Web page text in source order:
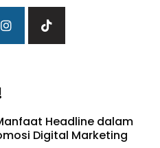
Headline dalam
Digital Marketing